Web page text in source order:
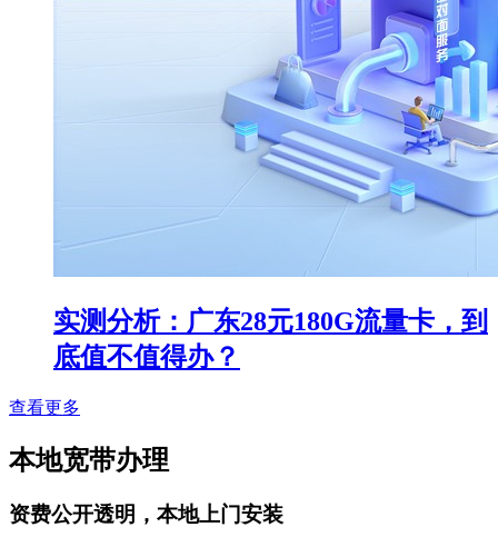
实测分析：广东28元180G流量卡，到
底值不值得办？
查看更多
本地宽带办理
资费公开透明，本地上门安装